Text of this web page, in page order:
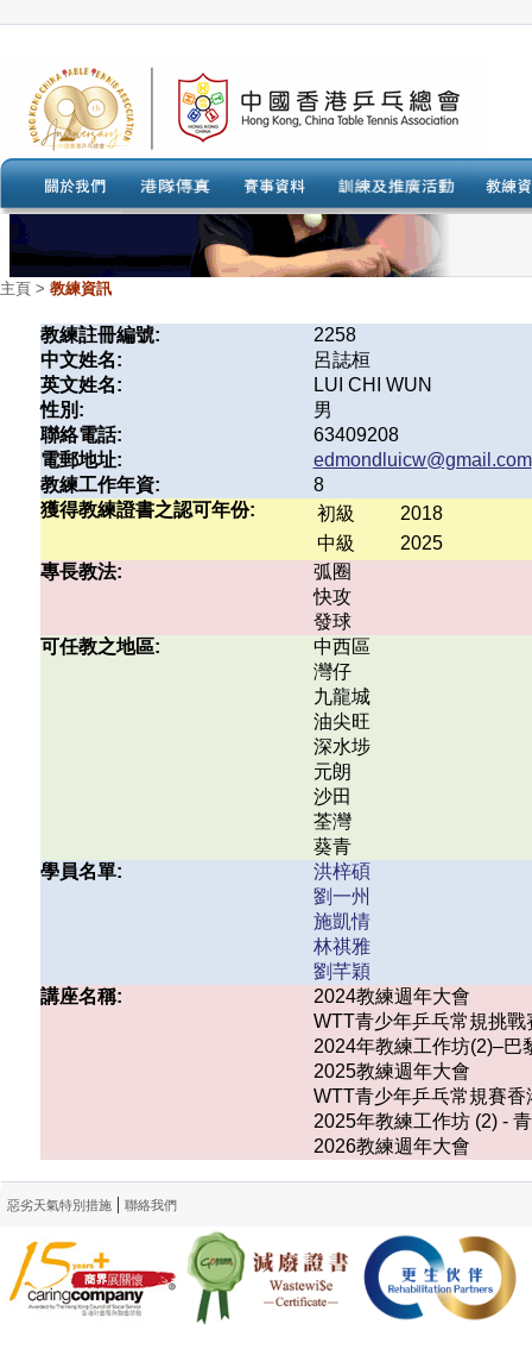
主頁 > 教練資訊
教練註冊編號:
2258
中文姓名:
呂誌桓
英文姓名:
LUI CHI WUN
性別:
男
聯絡電話:
63409208
電郵地址:
edmondluicw@gmail.com
教練工作年資:
8
獲得教練證書之認可年份:
初級
2018
中級
2025
專長教法:
弧圈
快攻
發球
可任教之地區:
中西區
灣仔
九龍城
油尖旺
深水埗
元朗
沙田
荃灣
葵青
學員名單:
洪梓碩
劉一州
施凱情
林祺雅
劉芊穎
講座名稱:
2024教練週年大會
WTT青少年乒乓常規挑
2024年教練工作坊(2)–巴
2025教練週年大會
WTT青少年乒乓常規賽香
2025年教練工作坊 (2) -
2026教練週年大會